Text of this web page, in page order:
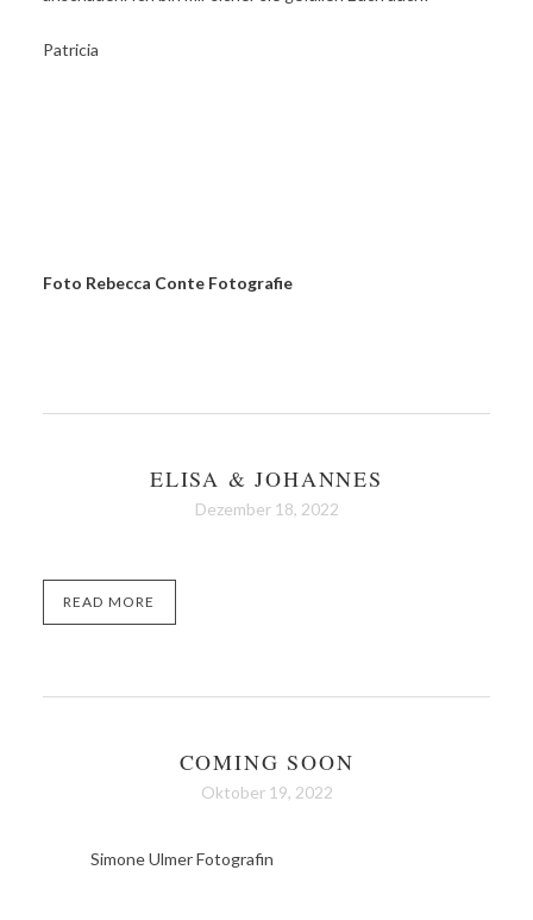
Patricia
Foto Rebecca Conte Fotografie
ELISA & JOHANNES
Dezember 18, 2022
READ MORE
COMING SOON
Oktober 19, 2022
Simone Ulmer Fotografin